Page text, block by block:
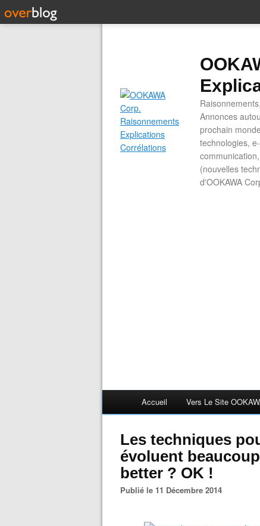
Annonces
prochain
technologies,
(nouvelles
d'OOKAWA
Accueil Vers Le Site
Les techniques
évoluent
better ? OK !
Publié le 11 Décembre 2014